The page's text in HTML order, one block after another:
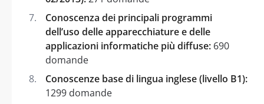
Conoscenza dei principali programmi
dell’uso delle apparecchiature e delle
applicazioni informatiche più diffuse: 690
domande
Conoscenze base di lingua inglese (livello B1):
1299 domande